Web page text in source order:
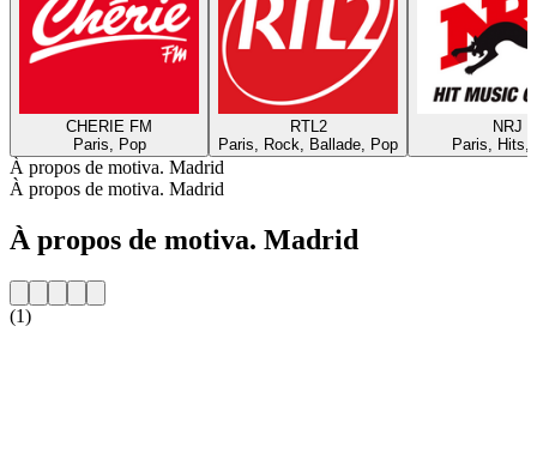
CHERIE FM
Paris, Pop
RTL2
Paris, Rock, Ballade, Pop
NRJ
Paris, Hits,
À propos de motiva. Madrid
À propos de motiva. Madrid
À propos de motiva. Madrid
(1)